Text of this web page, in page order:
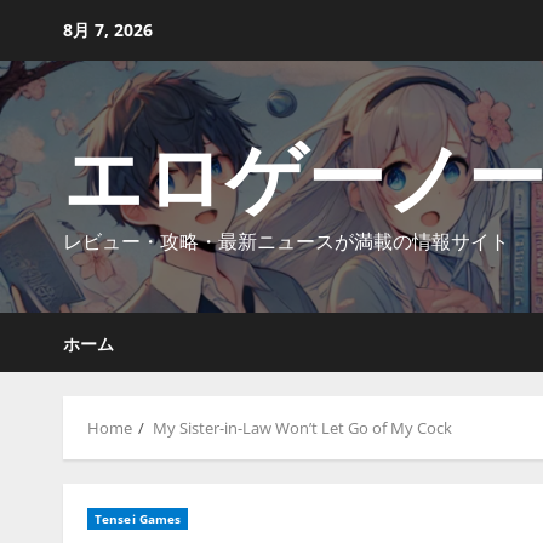
content
8月 7, 2026
エロゲーノ
レビュー・攻略・最新ニュースが満載の情報サイト
ホーム
Home My Sister-in-Law Won’t Let Go of My Cock
Tensei Games